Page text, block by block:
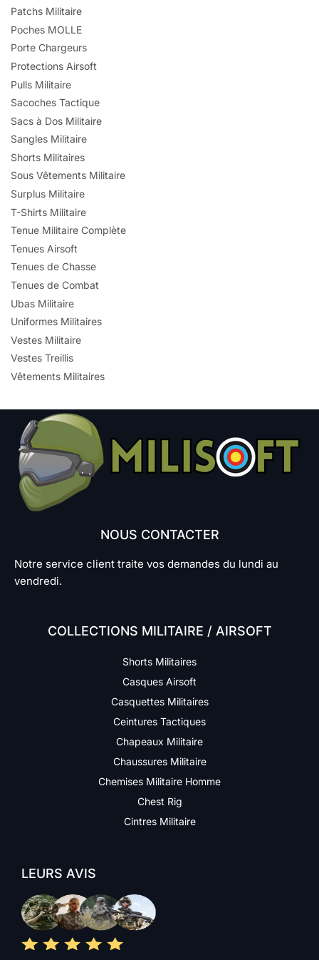
Patchs Militaire
Poches MOLLE
Porte Chargeurs
Protections Airsoft
Pulls Militaire
Sacoches Tactique
Sacs à Dos Militaire
Sangles Militaire
Shorts Militaires
Sous Vêtements Militaire
Surplus Militaire
T-Shirts Militaire
Tenue Militaire Complète
Tenues Airsoft
Tenues de Chasse
Tenues de Combat
Ubas Militaire
Uniformes Militaires
Vestes Militaire
Vestes Treillis
Vêtements Militaires
NOUS CONTACTER
Notre service client traite vos demandes du lundi au
vendredi.
COLLECTIONS MILITAIRE / AIRSOFT
Shorts Militaires
Casques Airsoft
Casquettes Militaires
Ceintures Tactiques
Chapeaux Militaire
Chaussures Militaire
Chemises Militaire Homme
Chest Rig
Cintres Militaire
LEURS AVIS